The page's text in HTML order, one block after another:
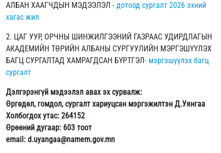
АЛБАН ХААГЧДЫН МЭДЭЭЛЭЛ - дотоод сургалт 2026 эхний
хагас жил
2. ЦАГ УУР, ОРЧНЫ ШИНЖИЛГЭЭНИЙ ГАЗРААС УДИРДЛАГЫН
АКАДЕМИЙН ТӨРИЙН АЛБАНЫ СУРГУУЛИЙН МЭРГЭШҮҮЛЭХ
БАГЦ СУРГАЛТАД ХАМРАГДСАН БҮРТГЭЛ- мэргэшүүлэх багц
сургалт
Дэлгэрэнгүй мэдээлэл авах эх сурвалж:
Өргөдөл, гомдол, сургалт хариуцсан мэргэжилтэн Д.Уянгаа
Холбогдох утас: 264152
Өрөөний дугаар: 603 тоот
email: d.uyangaa@namem.gov.mn